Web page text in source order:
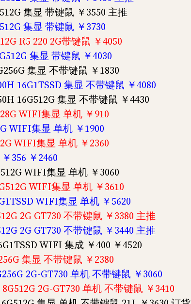
集显 带键鼠 ￥3550 主推
集显 带键鼠 ￥3730
R5 220 2G带键鼠 ￥4050
集显 带键鼠 ￥4030
集显 不带键鼠 ￥1830
16G1TSSD 集显 不带键鼠 ￥4080
16G512G 集显 不带键鼠 ￥4430
WIFI集显 单机 ￥910
WIFI集显 单机 ￥1900
WIFI集显 单机 ￥2360
356 ￥2460
WIFI集显 单机 ￥3060
WIFI集显 单机 ￥3610
WIFI集显 单机 ￥5620
2G GT730 不带键鼠 ￥3380 主推
2G GT730 不带键鼠 ￥3440 主推
WIFI 集成 ￥400 ￥4520
集显 不带键鼠 ￥2380
2G-GT730 单机 不带键鼠 ￥3060
2G-GT730 单机 不带键鼠 ￥3410